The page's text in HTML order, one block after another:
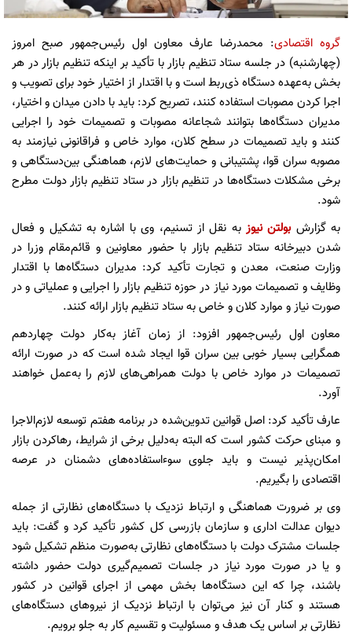
گروه اقتصادی: محمدرضا عارف معاون اول رئیس‌جمهور صبح امروز
(چهارشنبه) در جلسه ستاد تنظیم بازار با تأکید بر اینکه تنظیم بازار در هر
بخش به‌عهده دستگاه ذی‌ربط است و با اقتدار از اختیار خود برای تصویب و
اجرا کردن مصوبات استفاده کنند، تصریح کرد: باید با دادن میدان و اختیار،
مدیران دستگاه‌ها بتوانند شجاعانه مصوبات و تصمیمات خود را اجرایی
کنند و باید تصمیمات در سطح کلان، موارد خاص و فراقانونی نیازمند به
مصوبه سران قوا، پشتیبانی و حمایت‌های لازم، هماهنگی بین‌دستگاهی و
برخی مشکلات دستگاه‌ها در تنظیم بازار در ستاد تنظیم بازار دولت مطرح
شود.
به گزارشبولتن نیوز به نقل از تسنیم، وی با اشاره به تشکیل و فعال
شدن دبیرخانه ستاد تنظیم بازار با حضور معاونین و قائم‌مقام وزرا در
وزارت صنعت، معدن و تجارت تأکید کرد: مدیران دستگاه‌ها با اقتدار
وظایف و تصمیمات مورد نیاز در حوزه تنظیم بازار را اجرایی و عملیاتی و در
صورت نیاز و موارد کلان و خاص به ستاد تنظیم بازار ارائه کنند.
معاون اول رئیس‌جمهور افزود: از زمان آغاز به‌کار دولت چهاردهم
همگرایی بسیار خوبی بین سران قوا ایجاد شده است که در صورت ارائه
تصمیمات در موارد خاص با دولت همراهی‌های لازم را به‌عمل خواهند
آورد.
عارف تأکید کرد: اصل قوانین تدوین‌شده در برنامه هفتم توسعه لازم‌الاجرا
و مبنای حرکت کشور است که البته به‌دلیل برخی از شرایط، رهاکردن بازار
امکان‌پذیر نیست و باید جلوی سوءاستفاده‌های دشمنان در عرصه
اقتصادی را بگیریم.
وی بر ضرورت هماهنگی و ارتباط نزدیک با دستگاه‌های نظارتی از جمله
دیوان عدالت اداری و سازمان بازرسی کل کشور تأکید کرد و گفت: باید
جلسات مشترک دولت با دستگاه‌های نظارتی به‌صورت منظم تشکیل شود
و یا در صورت مورد نیاز در جلسات تصمیم‌گیری دولت حضور داشته
باشند، چرا که این دستگاه‌ها بخش مهمی از اجرای قوانین در کشور
هستند و کنار آن نیز می‌توان با ارتباط نزدیک از نیروهای دستگاه‌های
نظارتی بر اساس یک هدف و مسئولیت و تقسیم کار به جلو برویم.